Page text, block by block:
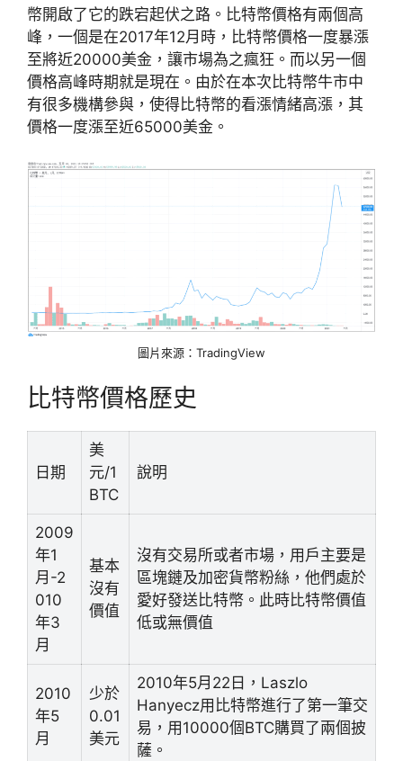
幣開啟了它的跌宕起伏之路。比特幣價格有兩個高
峰，一個是在2017年12月時，比特幣價格一度暴漲
至將近20000美金，讓市場為之瘋狂。而以另一個
價格高峰時期就是現在。由於在本次比特幣牛市中
有很多機構參與，使得比特幣的看漲情緒高漲，其
價格一度漲至近65000美金。
圖片來源：TradingView
比特幣價格歷史
日期
美
元/1
BTC
說明
2009
年1
月-2
010
年3
月
基本
沒有
價值
沒有交易所或者市場，用戶主要是
區塊鏈及加密貨幣粉絲，他們處於
愛好發送比特幣。此時比特幣價值
低或無價值
2010
年5
月
少於
0.01
美元
2010年5月22日，Laszlo
Hanyecz用比特幣進行了第一筆交
易，用10000個BTC購買了兩個披
薩。